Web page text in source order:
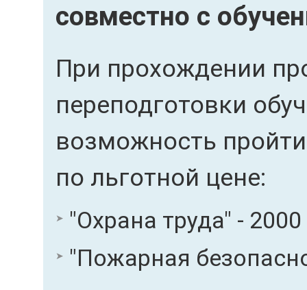
совместно с
При прохождении
переподготовки
возможность
по льготной цене:
"Охрана труда" -
"Пожарная